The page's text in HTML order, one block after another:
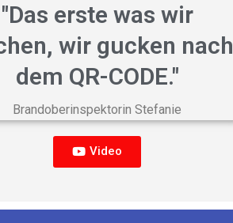
"Das erste was wir
wir gucken nach
dem QR-CODE."
Brandoberinspektorin Stefanie​
Video